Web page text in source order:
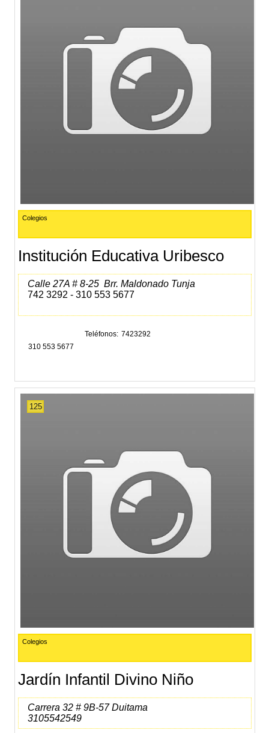
Colegios
Institución Educativa Uribesco
Calle 27A # 8-25 Brr. Maldonado Tunja
742 3292 - 310 553 5677
Teléfonos
7423292
310 553 5677
125
Colegios
Jardín Infantil Divino Niño
Carrera 32 # 9B-57 Duitama
3105542549